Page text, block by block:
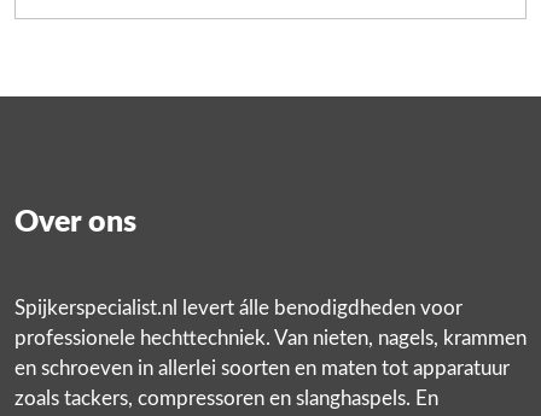
Over ons
Spijkerspecialist.nl levert álle benodigdheden voor
professionele hechttechniek. Van nieten, nagels, krammen
en schroeven in allerlei soorten en maten tot apparatuur
zoals tackers, compressoren en slanghaspels. En